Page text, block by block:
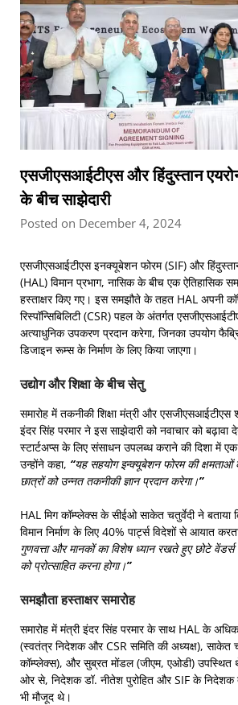
एसजीएसआईटीएस और हिंदुस्तान
के बीच साझेदारी
Posted on December 4, 2024
एसजीएसआईटीएस इनक्यूबेशन फोरम (SIF) और
(HAL) विमान प्रभाग, नासिक के बीच एक ऐतिहासिक
हस्ताक्षर किए गए। इस समझौते के तहत HAL अपनी
रिस्पॉन्सिबिलिटी (CSR) पहल के अंतर्गत
अत्याधुनिक उपकरण प्रदान करेगा, जिनका उपयोग
डिजाइन रूम्स के निर्माण के लिए किया जाएगा।
उद्योग और शिक्षा के बीच सेतु
समारोह में तकनीकी शिक्षा मंत्री और एसजीएसआईटीएस
इंदर सिंह परमार ने इस साझेदारी को नवाचार को बढ़ावा
स्टार्टअप्स के लिए संसाधन उपलब्ध कराने की दिशा में
उन्होंने कहा, “यह सहयोग इन्क्यूबेशन फोरम की
छात्रों को उन्नत तकनीकी ज्ञान प्रदान करेगा।”
HAL मिग कॉम्प्लेक्स के सीईओ साकेत चतुर्वेदी ने
विमान निर्माण के लिए 40% पार्ट्स विदेशों से आयात
गुणवत्ता और मानकों का विशेष ध्यान रखते हुए छोटे
को प्रोत्साहित करना होगा।”
समझौता हस्ताक्षर समारोह
समारोह में मंत्री इंदर सिंह परमार के साथ HAL के
(स्वतंत्र निदेशक और CSR समिति की अध्यक्ष), साकेत
कॉम्प्लेक्स), और सुब्रत मोंडल (जीएम, एओडी)
ओर से, निदेशक डॉ. नीतेश पुरोहित और SIF के निदेशक
भी मौजूद थे।